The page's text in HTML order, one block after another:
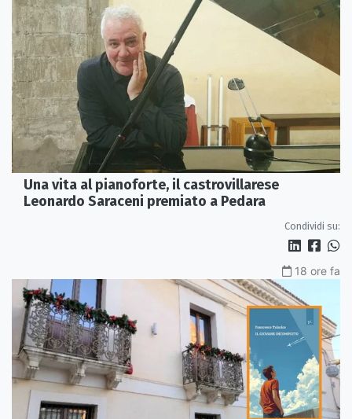
Una vita al pianoforte, il castrovillarese
Leonardo Saraceni premiato a Pedara
Condividi su:
18 ore fa